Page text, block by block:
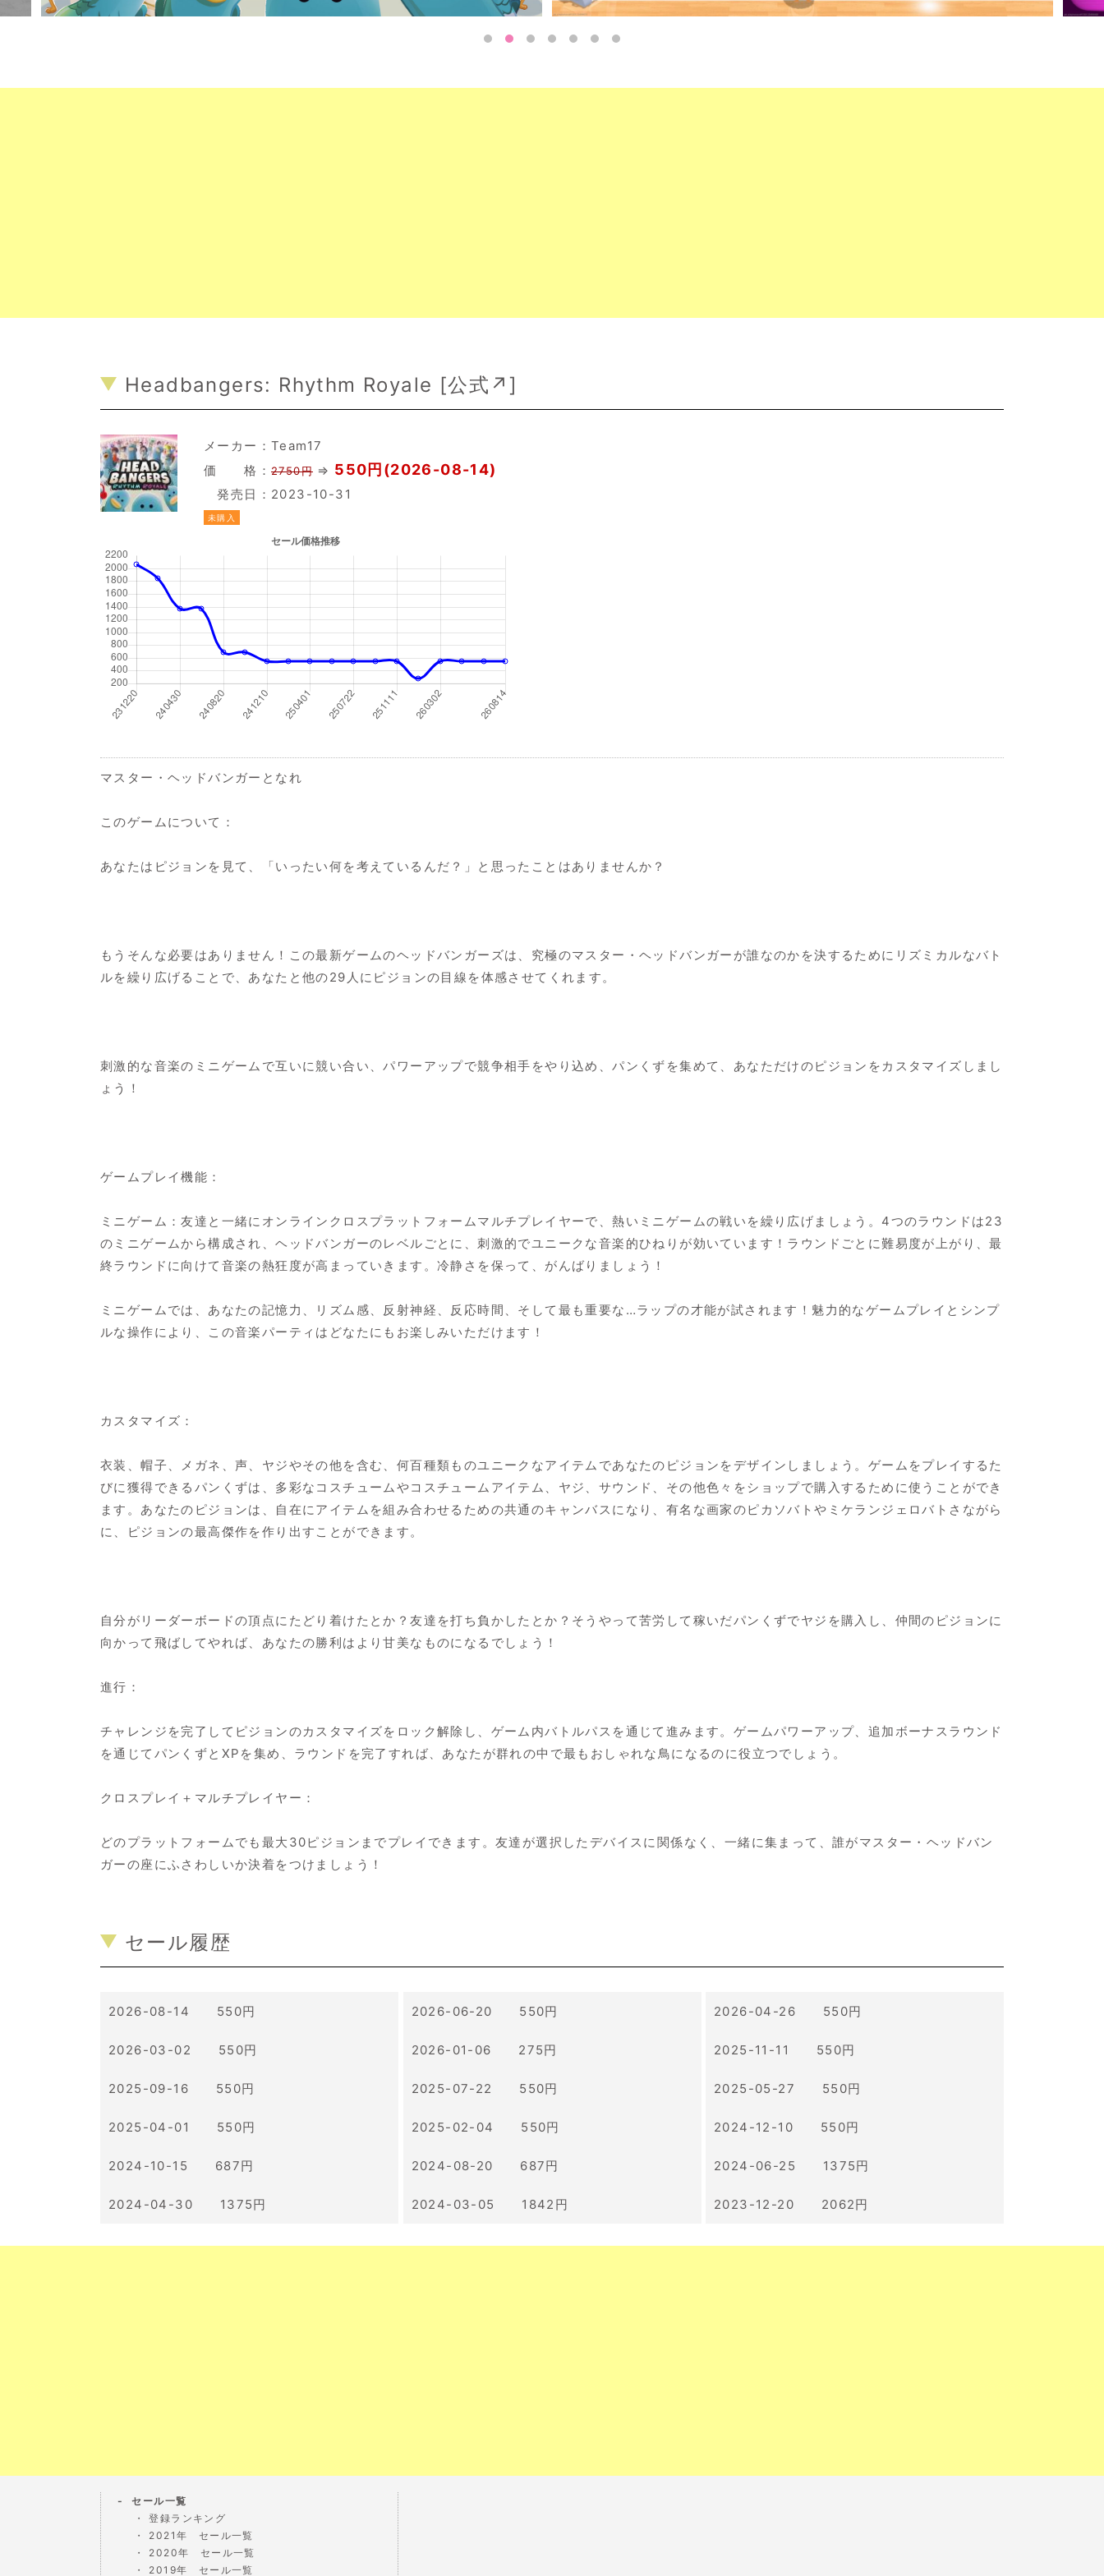
Headbangers: Rhythm Royale [公式↗]
メーカー： Team17
価 格： 2750円 ⇒ 550円(2026-08-14)
発売日：2023-10-31
未購入
マスター・ヘッドバンガーとなれ
このゲームについて：
あなたはピジョンを見て、「いったい何を考えているんだ？」と思ったことはありませんか？
もうそんな必要はありません！この最新ゲームのヘッドバンガーズは、究極のマスター・ヘッドバンガーが誰なのかを決するためにリズミカルなバト
ルを繰り広げることで、あなたと他の29人にピジョンの目線を体感させてくれます。
刺激的な音楽のミニゲームで互いに競い合い、パワーアップで競争相手をやり込め、パンくずを集めて、あなただけのピジョンをカスタマイズしまし
ょう！
ゲームプレイ機能：
ミニゲーム：友達と一緒にオンラインクロスプラットフォームマルチプレイヤーで、熱いミニゲームの戦いを繰り広げましょう。4つのラウンドは23
のミニゲームから構成され、ヘッドバンガーのレベルごとに、刺激的でユニークな音楽的ひねりが効いています！ラウンドごとに難易度が上がり、最
終ラウンドに向けて音楽の熱狂度が高まっていきます。冷静さを保って、がんばりましょう！
ミニゲームでは、あなたの記憶力、リズム感、反射神経、反応時間、そして最も重要な…ラップの才能が試されます！魅力的なゲームプレイとシンプ
ルな操作により、この音楽パーティはどなたにもお楽しみいただけます！
カスタマイズ：
衣装、帽子、メガネ、声、ヤジやその他を含む、何百種類ものユニークなアイテムであなたのピジョンをデザインしましょう。ゲームをプレイするた
びに獲得できるパンくずは、多彩なコスチュームやコスチュームアイテム、ヤジ、サウンド、その他色々をショップで購入するために使うことができ
ます。あなたのピジョンは、自在にアイテムを組み合わせるための共通のキャンバスになり、有名な画家のピカソバトやミケランジェロバトさながら
に、ピジョンの最高傑作を作り出すことができます。
自分がリーダーボードの頂点にたどり着けたとか？友達を打ち負かしたとか？そうやって苦労して稼いだパンくずでヤジを購入し、仲間のピジョンに
向かって飛ばしてやれば、あなたの勝利はより甘美なものになるでしょう！
進行：
チャレンジを完了してピジョンのカスタマイズをロック解除し、ゲーム内バトルパスを通じて進みます。ゲームパワーアップ、追加ボーナスラウンド
を通じてパンくずとXPを集め、ラウンドを完了すれば、あなたが群れの中で最もおしゃれな鳥になるのに役立つでしょう。
クロスプレイ＋マルチプレイヤー：
どのプラットフォームでも最大30ピジョンまでプレイできます。友達が選択したデバイスに関係なく、一緒に集まって、誰がマスター・ヘッドバン
ガーの座にふさわしいか決着をつけましょう！
セール履歴
2026-08-14 550円 2026-06-20 550円 2026-04-26 550円
2026-03-02 550円 2026-01-06 275円 2025-11-11 550円
2025-09-16 550円 2025-07-22 550円 2025-05-27 550円
2025-04-01 550円 2025-02-04 550円 2024-12-10 550円
2024-10-15 687円 2024-08-20 687円 2024-06-25 1375円
2024-04-30 1375円 2024-03-05 1842円 2023-12-20 2062円
セール一覧
登録ランキング
2021年 セール一覧
2020年 セール一覧
2019年 セール一覧